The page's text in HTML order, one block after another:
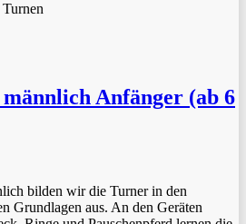
Turnen
Anfänger (ab 6
bilden wir die Turner in den
Grundlagen aus. An den Geräten